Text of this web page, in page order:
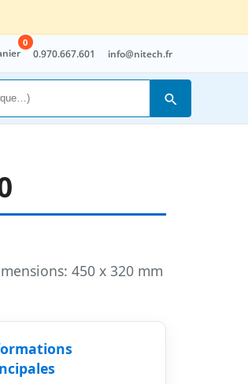
0
0.970.667.601 info@nitech.fr
Rechercher
450 x 320 mm